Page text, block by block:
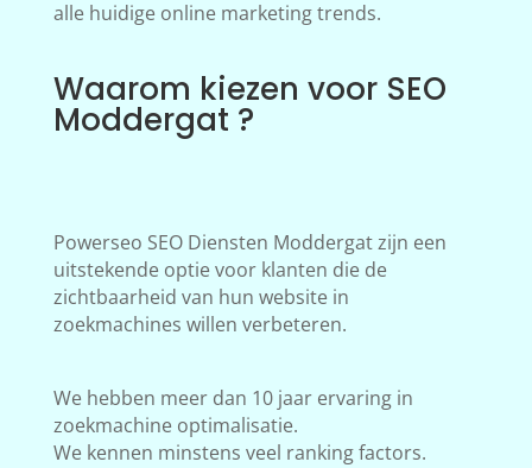
alle huidige online marketing trends.
Waarom kiezen voor SEO
Moddergat ?
Powerseo SEO Diensten Moddergat zijn een
uitstekende optie voor klanten die de
zichtbaarheid van hun website in
zoekmachines willen verbeteren.
We hebben meer dan 10 jaar ervaring in
zoekmachine optimalisatie.
We kennen minstens veel ranking factors.